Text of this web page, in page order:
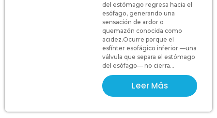
del estómago regresa hacia el
esófago, generando una
sensación de ardor o
quemazón conocida como
acidez.Ocurre porque el
esfínter esofágico inferior —una
válvula que separa el estómago
del esófago— no cierra...
Leer Más